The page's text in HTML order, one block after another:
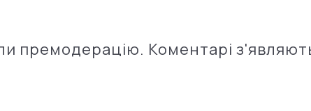
премодерацію. Коментарі